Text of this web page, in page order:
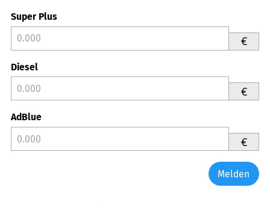
Super Plus
€
Diesel
€
AdBlue
€
Melden